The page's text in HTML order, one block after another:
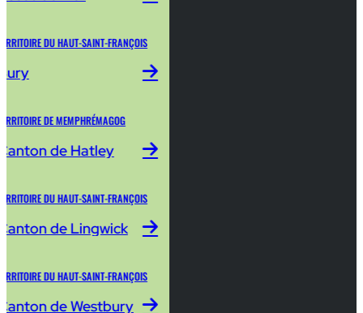
DU HAUT-SAINT-FRANÇOIS
DE MEMPHRÉMAGOG
de Hatley
DU HAUT-SAINT-FRANÇOIS
de Lingwick
DU HAUT-SAINT-FRANÇOIS
de Westbury